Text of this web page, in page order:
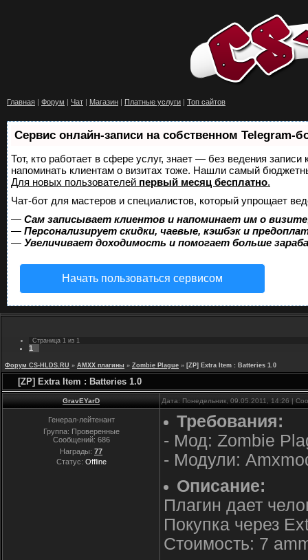
Главная | Форум | Чат | Магазин | Платные услуги | Топ сайтов
Сервис онлайн-записи на собственном Telegram-
Тот, кто работает в сфере услуг, знает — без ведения
напоминать клиентам о визитах тоже. Нашли самый
Для новых пользователей первый месяц бесплатно.
Чат-бот для мастеров и специалистов, который упрощает
— Сам записывает клиентов и напоминает им о
— Персонализирует скидки, чаевые, кэшбэк и
— Увеличивает доходимость и помогает больше
Начать пользоваться сервисом
Страница 1 из 1
1
Форум CS-HLDS.RU » AMXX плагины » Zombie Plague » [ZP] Extra Item : Batteries 1.0
[ZP] Extra Item : Batteries 1.0
GravEYarD Дата: Понедельник, 09.05.2011, 14:26 |
Генерал-лейтенант
Группа: Проверенные
Сообщений: 686
Награды: 77
Статус: Offline
Требования:
- Мод: Zombie
- Модули:
Описание:
Плагин дает
Покупка через
Стоимость: 7